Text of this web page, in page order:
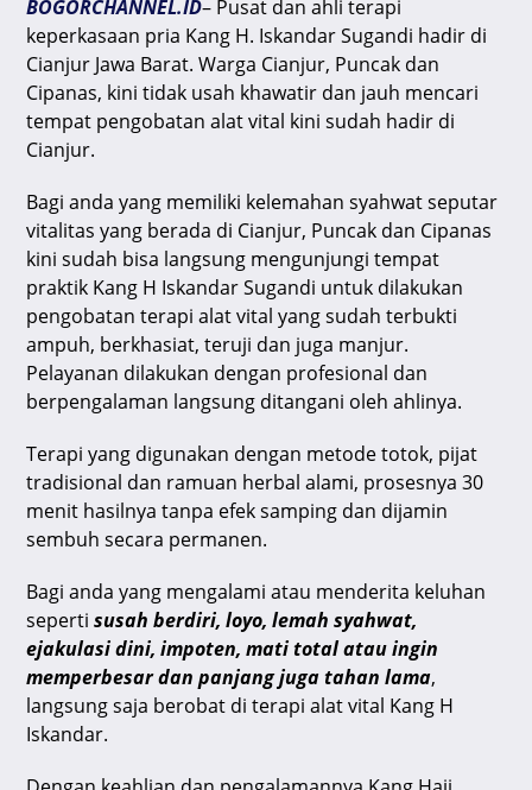
s
A
p
p
e
b
o
o
k
gr
a
m
l a
d
s
BOGORCHANNEL.ID– Pusat dan ahli terapi
keperkasaan pria Kang H. Iskandar Sugandi hadir di
Cianjur Jawa Barat. Warga Cianjur, Puncak dan
Cipanas, kini tidak usah khawatir dan jauh mencari
tempat pengobatan alat vital kini sudah hadir di
Cianjur.
Bagi anda yang memiliki kelemahan syahwat seputar
vitalitas yang berada di Cianjur, Puncak dan Cipanas
kini sudah bisa langsung mengunjungi tempat
praktik Kang H Iskandar Sugandi untuk dilakukan
pengobatan terapi alat vital yang sudah terbukti
ampuh, berkhasiat, teruji dan juga manjur.
Pelayanan dilakukan dengan profesional dan
berpengalaman langsung ditangani oleh ahlinya.
Terapi yang digunakan dengan metode totok, pijat
tradisional dan ramuan herbal alami, prosesnya 30
menit hasilnya tanpa efek samping dan dijamin
sembuh secara permanen.
Bagi anda yang mengalami atau menderita keluhan
sepertisusah berdiri, loyo, lemah syahwat,
ejakulasi dini, impoten, mati total atau ingin
memperbesar dan panjang juga tahan lama,
langsung saja berobat di terapi alat vital Kang H
Iskandar.